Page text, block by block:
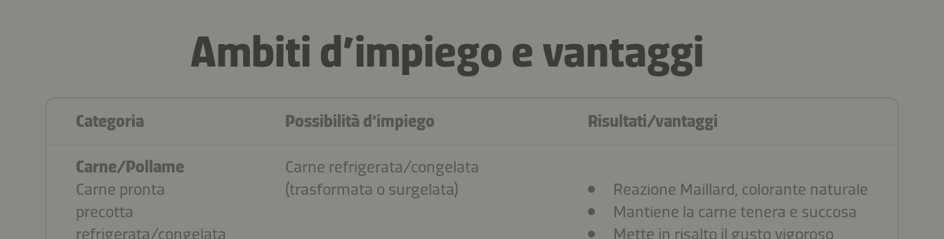
Ambiti d’impiego e vantaggi
Categoria Possibilità d’impiego Risultati/vantaggi
Carne/Pollame
Carne pronta
precotta
refrigerata/congelata
Carne refrigerata/congelata
(trasformata o surgelata)
Reazione Maillard, colorante naturale
Mantiene la carne tenera e succosa
Mette in risalto il gusto vigoroso